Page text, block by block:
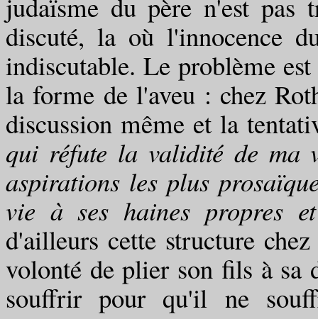
discuté, la où l'innocence
indiscutable. Le problème
la forme de l'aveu : chez
discussion même et la
qui réfute la validité de ma
aspirations les plus
vie à ses haines propres
d'ailleurs cette structure
volonté de plier son fils à sa
souffrir pour qu'il ne